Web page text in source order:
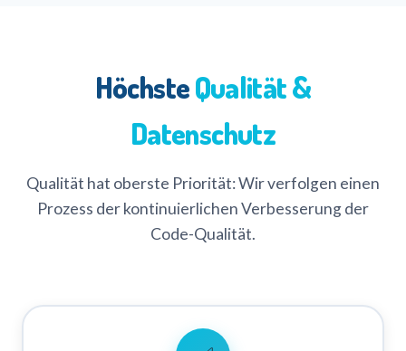
HöchsteQualität &
Datenschutz
Qualität hat oberste Priorität: Wir verfolgen einen
Prozess der kontinuierlichen Verbesserung der
Code-Qualität.